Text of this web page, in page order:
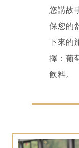
您講故
保您的
下來的
擇：葡
飲料。